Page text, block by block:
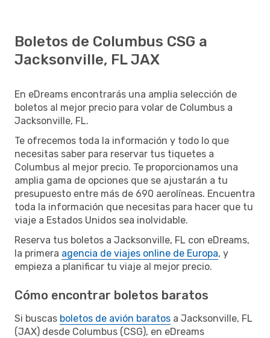
Boletos de Columbus CSG a
Jacksonville, FL JAX
En eDreams encontrarás una amplia selección de
boletos al mejor precio para volar de Columbus a
Jacksonville, FL.
Te ofrecemos toda la información y todo lo que
necesitas saber para reservar tus tiquetes a
Columbus al mejor precio. Te proporcionamos una
amplia gama de opciones que se ajustarán a tu
presupuesto entre más de 690 aerolíneas. Encuentra
toda la información que necesitas para hacer que tu
viaje a Estados Unidos sea inolvidable.
Reserva tus boletos a Jacksonville, FL con eDreams,
la primera agencia de viajes online de Europa, y
empieza a planificar tu viaje al mejor precio.
Cómo encontrar boletos baratos
Si buscas boletos de avión baratos a Jacksonville, FL
(JAX) desde Columbus (CSG), en eDreams